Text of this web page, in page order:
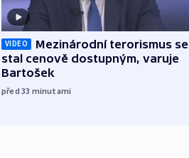
VIDEO
Mezinárodní terorismus se
stal cenově dostupným, varuje
Bartošek
před 33 minutami